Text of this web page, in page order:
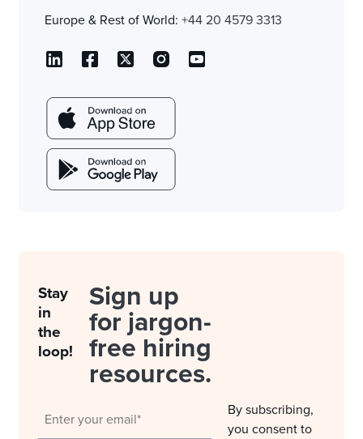
Europe & Rest of World: +44 20 4579 3313
Stay
in
the
loop!
Sign up
for jargon-
free hiring
resources.
By subscribing,
you consent to